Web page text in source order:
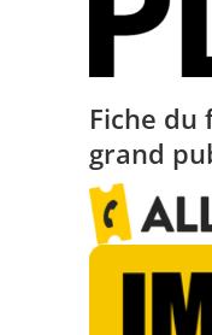
Fiche du
grand